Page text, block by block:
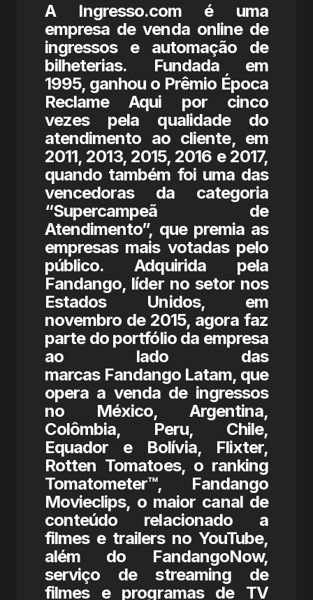
A Ingresso.com é uma
empresa de venda online de
ingressos e automação de
bilheterias. Fundada em
1995, ganhou o Prêmio Época
Reclame Aqui por cinco
vezes pela qualidade do
atendimento ao cliente, em
2011, 2013, 2015, 2016 e 2017,
quando também foi uma das
vencedoras da categoria
“Supercampeã de
Atendimento”, que premia as
empresas mais votadas pelo
público. Adquirida pela
Fandango, líder no setor nos
Estados Unidos, em
novembro de 2015, agora faz
parte do portfólio da empresa
ao lado das
marcas Fandango Latam, que
opera a venda de ingressos
no México, Argentina,
Colômbia, Peru, Chile,
Equador e Bolívia, Flixter,
Rotten Tomatoes, o ranking
Tomatometer™, Fandango
Movieclips, o maior canal de
conteúdo relacionado a
filmes e trailers no YouTube,
além do FandangoNow,
serviço de streaming de
filmes e programas de TV